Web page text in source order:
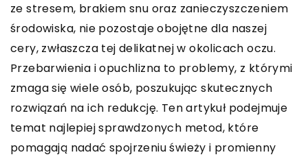
ze stresem, brakiem snu oraz zanieczyszczeniem
środowiska, nie pozostaje obojętne dla naszej
cery, zwłaszcza tej delikatnej w okolicach oczu.
Przebarwienia i opuchlizna to problemy, z którymi
zmaga się wiele osób, poszukując skutecznych
rozwiązań na ich redukcję. Ten artykuł podejmuje
temat najlepiej sprawdzonych metod, które
pomagają nadać spojrzeniu świeży i promienny